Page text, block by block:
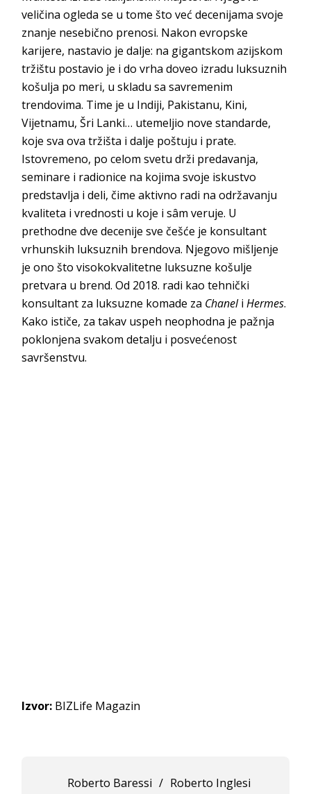
veličina ogleda se u tome što već decenijama svoje
znanje nesebično prenosi. Nakon evropske
karijere, nastavio je dalje: na gigantskom azijskom
tržištu postavio je i do vrha doveo izradu luksuznih
košulja po meri, u skladu sa savremenim
trendovima. Time je u Indiji, Pakistanu, Kini,
Vijetnamu, Šri Lanki… utemeljio nove standarde,
koje sva ova tržišta i dalje poštuju i prate.
Istovremeno, po celom svetu drži predavanja,
seminare i radionice na kojima svoje iskustvo
predstavlja i deli, čime aktivno radi na održavanju
kvaliteta i vrednosti u koje i sâm veruje. U
prethodne dve decenije sve češće je konsultant
vrhunskih luksuznih brendova. Njegovo mišljenje
je ono što visokokvalitetne luksuzne košulje
pretvara u brend. Od 2018. radi kao tehnički
konsultant za luksuzne komade za ChaneliHermes.
Kako ističe, za takav uspeh neophodna je pažnja
poklonjena svakom detalju i posvećenost
savršenstvu.
Izvor: BIZLife Magazin
Roberto Baressi / Roberto Inglesi